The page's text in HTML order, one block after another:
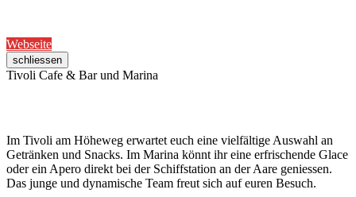
Webseite
schliessen
Tivoli Cafe & Bar und Marina
Im Tivoli am Höheweg erwartet euch eine vielfältige Auswahl an
Getränken und Snacks. Im Marina könnt ihr eine erfrischende Glace
oder ein Apero direkt bei der Schiffstation an der Aare geniessen.
Das junge und dynamische Team freut sich auf euren Besuch.